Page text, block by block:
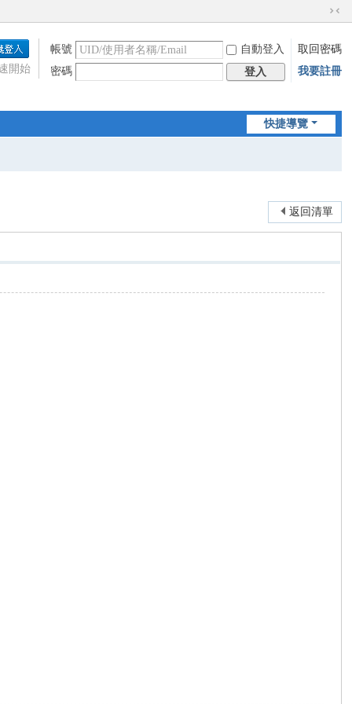
切
到
窄
帳號 自動登入
取回密碼
密碼
登入 我要註冊
開始
快捷導覽
返回清單